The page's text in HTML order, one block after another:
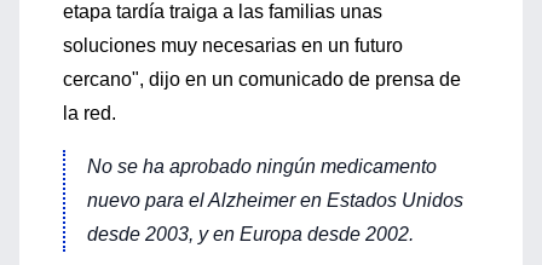
etapa tardía traiga a las familias unas
soluciones muy necesarias en un futuro
cercano", dijo en un comunicado de prensa de
la red.
No se ha aprobado ningún medicamento
nuevo para el Alzheimer en Estados Unidos
desde 2003, y en Europa desde 2002.